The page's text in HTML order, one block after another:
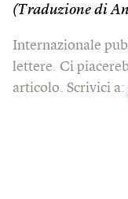
(Traduzione di
Internazionale
lettere. Ci
articolo. Scrivici a: